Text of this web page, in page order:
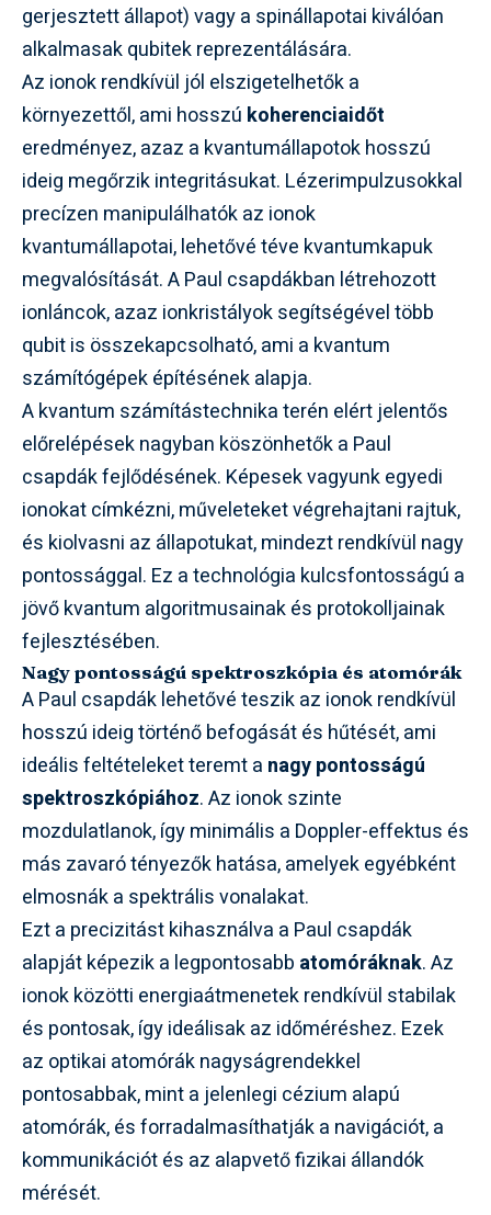
gerjesztett állapot) vagy a spinállapotai kiválóan
alkalmasak qubitek reprezentálására.
Az ionok rendkívül jól elszigetelhetők a
környezettől, ami hosszú koherenciaidőt
eredményez, azaz a kvantumállapotok hosszú
ideig megőrzik integritásukat. Lézerimpulzusokkal
precízen manipulálhatók az ionok
kvantumállapotai, lehetővé téve kvantumkapuk
megvalósítását. A Paul csapdákban létrehozott
ionláncok, azaz ionkristályok segítségével több
qubit is összekapcsolható, ami a kvantum
számítógépek építésének alapja.
A kvantum számítástechnika terén elért jelentős
előrelépések nagyban köszönhetők a Paul
csapdák fejlődésének. Képesek vagyunk egyedi
ionokat címkézni, műveleteket végrehajtani rajtuk,
és kiolvasni az állapotukat, mindezt rendkívül nagy
pontossággal. Ez a technológia kulcsfontosságú a
jövő kvantum algoritmusainak és protokolljainak
fejlesztésében.
Nagy pontosságú spektroszkópia és atomórák
A Paul csapdák lehetővé teszik az ionok rendkívül
hosszú ideig történő befogását és hűtését, ami
ideális feltételeket teremt a nagy pontosságú
spektroszkópiához. Az ionok szinte
mozdulatlanok, így minimális a Doppler-effektus és
más zavaró tényezők hatása, amelyek egyébként
elmosnák a spektrális vonalakat.
Ezt a precizitást kihasználva a Paul csapdák
alapját képezik a legpontosabb atomóráknak. Az
ionok közötti energiaátmenetek rendkívül stabilak
és pontosak, így ideálisak az időméréshez. Ezek
az optikai atomórák nagyságrendekkel
pontosabbak, mint a jelenlegi cézium alapú
atomórák, és forradalmasíthatják a navigációt, a
kommunikációt és az alapvető fizikai állandók
mérését.